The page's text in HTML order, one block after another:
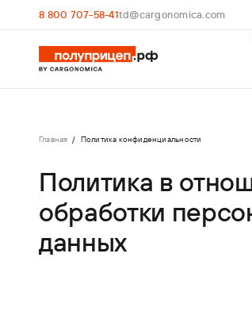
8 800 707-58-41td@cargonomica.com
Главная Политика конфиденциальности
Политика в
обработки
данных